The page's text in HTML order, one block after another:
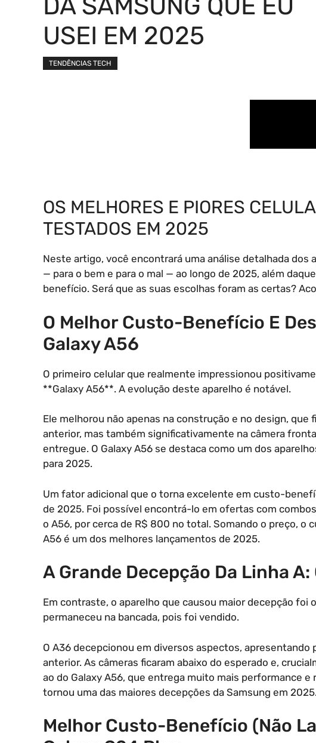
USEI EM 2025
TENDÊNCIAS TECH
OS MELHORES E PIORES
TESTADOS EM 2025
Neste artigo, você encontrará uma análise detalhada dos
— para o bem e para o mal — ao longo de 2025, além
benefício. Será que as suas escolhas foram as certas?
O Melhor Custo-Benefício E
Galaxy A56
O primeiro celular que realmente impressionou
**Galaxy A56**. A evolução deste aparelho é notável.
Ele melhorou não apenas na construção e no design,
anterior, mas também significativamente na câmera
entregue. O Galaxy A56 se destaca como um dos
para 2025.
Um fator adicional que o torna excelente em custo-
de 2025. Foi possível encontrá-lo em ofertas com
o A56, por cerca de R$ 800 no total. Somando o preço, o
A56 é um dos melhores lançamentos de 2025.
A Grande Decepção Da Linha A:
Em contraste, o aparelho que causou maior decepção foi
permaneceu na bancada, pois foi vendido.
O A36 decepcionou em diversos aspectos, apresentando
anterior. As câmeras ficaram abaixo do esperado e,
ao do Galaxy A56, que entrega muito mais performance
tornou uma das maiores decepções da Samsung em
Melhor Custo-Benefício (Não